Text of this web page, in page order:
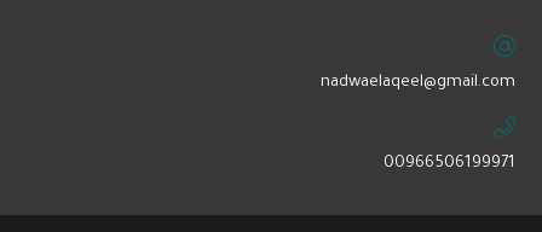
‏nadwaelaqeel@gmail.com
00966506199971